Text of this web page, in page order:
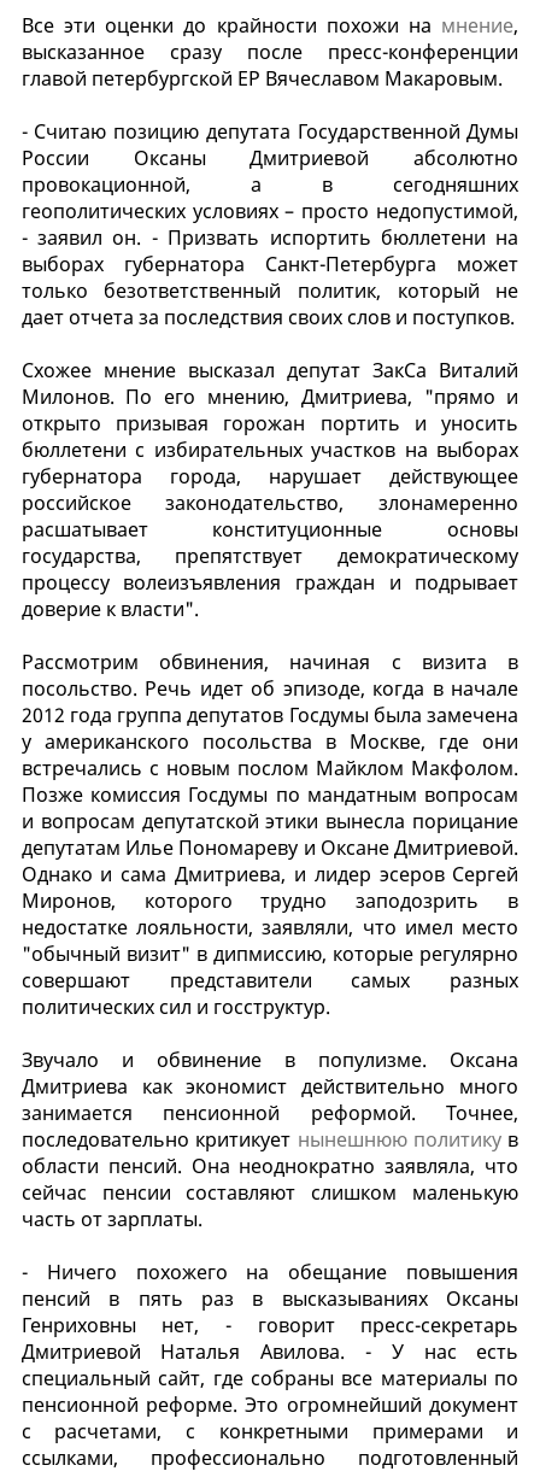
Все эти оценки до крайности похожи на мнение,
высказанное сразу после пресс-конференции
главой петербургской ЕР Вячеславом Макаровым.
- Считаю позицию депутата Государственной Думы
России Оксаны Дмитриевой абсолютно
провокационной, а в сегодняшних
геополитических условиях – просто недопустимой,
- заявил он. - Призвать испортить бюллетени на
выборах губернатора Санкт-Петербурга может
только безответственный политик, который не
дает отчета за последствия своих слов и поступков.
Схожее мнение высказал депутат ЗакСа Виталий
Милонов. По его мнению, Дмитриева, "прямо и
открыто призывая горожан портить и уносить
бюллетени с избирательных участков на выборах
губернатора города, нарушает действующее
российское законодательство, злонамеренно
расшатывает конституционные основы
государства, препятствует демократическому
процессу волеизъявления граждан и подрывает
доверие к власти".
Рассмотрим обвинения, начиная с визита в
посольство. Речь идет об эпизоде, когда в начале
2012 года группа депутатов Госдумы была замечена
у американского посольства в Москве, где они
встречались с новым послом Майклом Макфолом.
Позже комиссия Госдумы по мандатным вопросам
и вопросам депутатской этики вынесла порицание
депутатам Илье Пономареву и Оксане Дмитриевой.
Однако и сама Дмитриева, и лидер эсеров Сергей
Миронов, которого трудно заподозрить в
недостатке лояльности, заявляли, что имел место
"обычный визит" в дипмиссию, которые регулярно
совершают представители самых разных
политических сил и госструктур.
Звучало и обвинение в популизме. Оксана
Дмитриева как экономист действительно много
занимается пенсионной реформой. Точнее,
последовательно критикует нынешнюю политикув
области пенсий. Она неоднократно заявляла, что
сейчас пенсии составляют слишком маленькую
часть от зарплаты.
- Ничего похожего на обещание повышения
пенсий в пять раз в высказываниях Оксаны
Генриховны нет, - говорит пресс-секретарь
Дмитриевой Наталья Авилова. - У нас есть
специальный сайт, где собраны все материалы по
пенсионной реформе. Это огромнейший документ
с расчетами, с конкретными примерами и
ссылками, профессионально подготовленный